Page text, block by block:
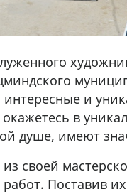
и
в
душе, имеют
своей
Поставив
в мешках,